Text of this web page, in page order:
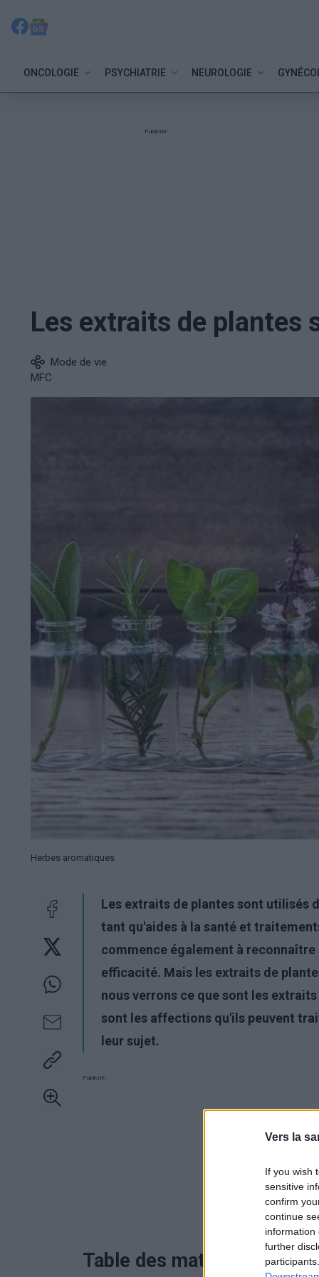
Vers la
If you wish
sensitive
confirm
continue
information
further
ONCOLOGIE PSYCHIATRIE NEUROLOGIE
Publicité:
Les extraits de plantes
Mode de vie
MFC
Herbes aromatiques
Les extraits de plantes sont utilisés
tant qu'aides à la santé et
commence également à
efficacité. Mais les extraits de
nous verrons ce que sont les
sont les affections qu'ils peuvent
leur sujet.
Publicité:
Table des matières